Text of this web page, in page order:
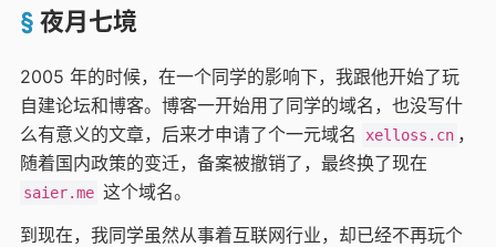
夜月七境
2005 年的时候，在一个同学的影响下，我跟他开始了玩
自建论坛和博客。博客一开始用了同学的域名，也没写什
么有意义的文章，后来才申请了个一元域名
xelloss.cn ，
随着国内政策的变迁，备案被撤销了，最终换了现在
saier.me 这个域名。
到现在，我同学虽然从事着互联网行业，却已经不再玩个